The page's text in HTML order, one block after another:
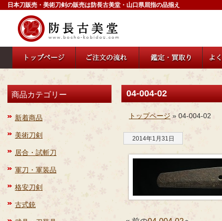
日本刀販売・美術刀剣の販売は防長古美堂・山口県屈指の品揃え
商品カテゴリー
新着商品
美術刀剣
居合・試斬刀
軍刀・軍装品
格安刀剣
古式銃
04-004-02
トップページ » 04-004-02
2014年1月31日